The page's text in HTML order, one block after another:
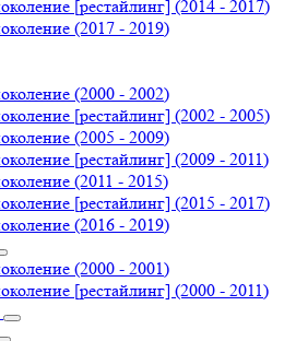
[рестайлинг] (2014 - 2017)
(2017 - 2019)
(2000 - 2002)
[рестайлинг] (2002 - 2005)
(2005 - 2009)
[рестайлинг] (2009 - 2011)
(2011 - 2015)
[рестайлинг] (2015 - 2017)
(2016 - 2019)
(2000 - 2001)
[рестайлинг] (2000 - 2011)